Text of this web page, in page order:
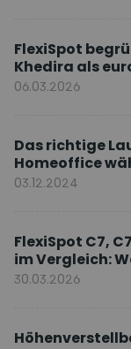
FlexiSpot
Khedira als
06.03.2026
Das richtige
Homeoffice
03.12.2024
FlexiSpot C7,
im Vergleich:
Ihnen?
30.03.2026